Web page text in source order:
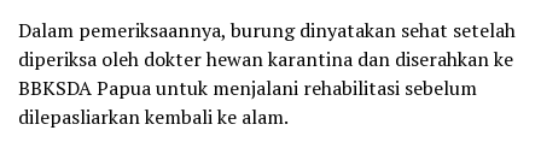
Dalam pemeriksaannya, burung dinyatakan sehat setelah
diperiksa oleh dokter hewan karantina dan diserahkan ke
BBKSDA Papua untuk menjalani rehabilitasi sebelum
dilepasliarkan kembali ke alam.